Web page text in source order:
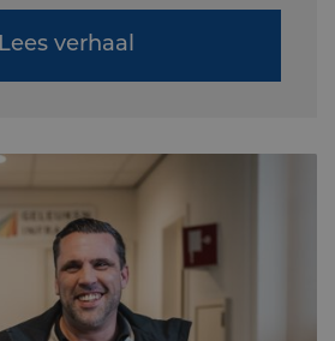
Lees verhaal